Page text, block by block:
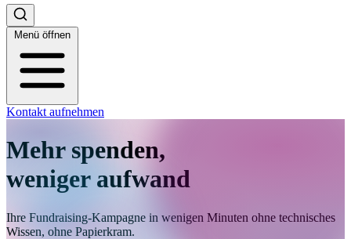
Menü öffnen
Kontakt aufnehmen
Mehr spenden,
weniger aufwand
Ihre Fundraising-Kampagne in wenigen Minuten ohne technisches
Wissen, ohne Papierkram.